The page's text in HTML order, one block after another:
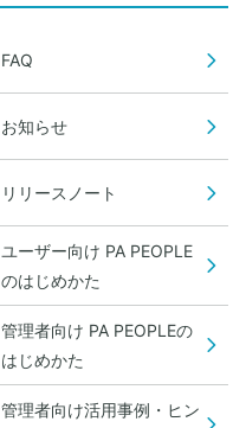
FAQ
お知らせ
リリースノート
ユーザー向け PA PEOPLE
のはじめかた
管理者向け PA PEOPLEの
はじめかた
管理者向け活用事例・ヒン